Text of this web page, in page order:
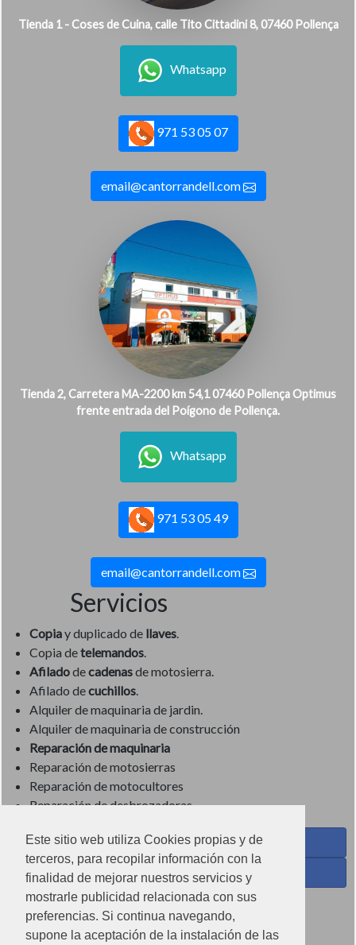
Este sitio web utiliza Cookies propias y de
terceros, para recopilar información con la
finalidad de mejorar nuestros servicios y
mostrarle publicidad relacionada con sus
preferencias. Si continua navegando,
supone la aceptación de la instalación de las
Tienda 1 - Coses de Cuina, calle Tito Cittadini 8, 07460 Pollença
Whatsapp
971 53 05 07
email@cantorrandell.com
Tienda 2, Carretera MA-2200 km 54,1 07460 Pollença Optimus
frente entrada del Poígono de Pollença.
Whatsapp
971 53 05 49
email@cantorrandell.com
Servicios
Copiay duplicado de llaves.
Copia detelemandos.
Afiladodecadenasde motosierra.
Afilado decuchillos.
Alquiler de maquinaria de jardin.
Alquiler de maquinaria de construcción
Reparación de maquinaria
Reparación de motosierras
Reparación de motocultores
Reparación de desbrozadoras
Coses de Cuina - Menaje y hogar en Facebook
Ferreteria Torrandell en Facebook
Coses de Cuina en Instagram
Condiciones de uso